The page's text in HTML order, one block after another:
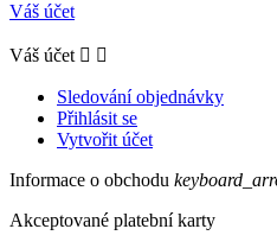
Váš účet
Váš účet  
Sledování objednávky
Přihlásit se
Vytvořit účet
Informace o obchodu
Akceptované platební karty